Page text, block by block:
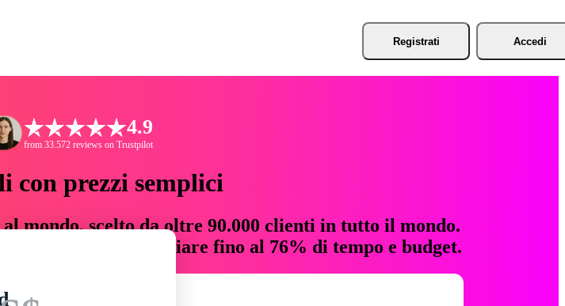
Registrati Accedi
4.9
from 33.572 reviews on Trustpilot
con prezzi semplici
mondo, scelto da oltre 90.000 clienti in tutto il mondo.
che fanno risparmiare fino al 76% di tempo e budget.